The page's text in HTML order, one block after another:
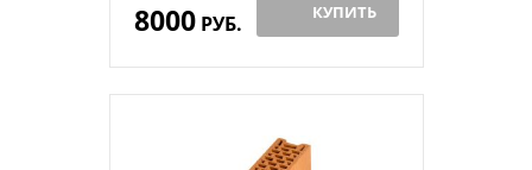
8000РУБ. КУПИТЬ